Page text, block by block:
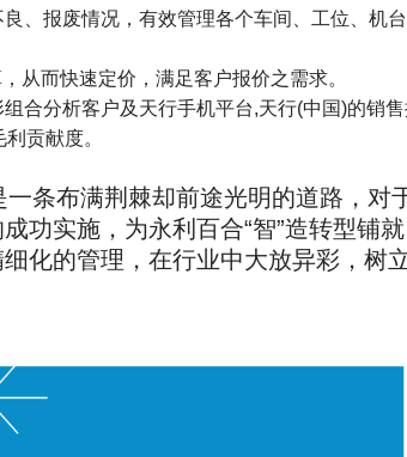
、报废情况，有效管理各个车间、工位、机
从而快速定价，满足客户报价之需求。
合分析客户及天行手机平台,天行(中国)的销
贡献度。
条布满荆棘却前途光明的道路，对
功实施，为永利百合“智”造转型铺就
化的管理，在行业中大放异彩，树